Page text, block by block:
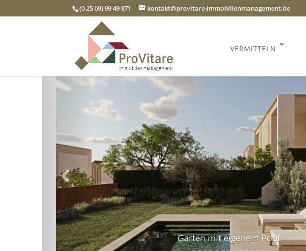
(0 25 09) 99 49 871 kontakt@provitare-immobilienmanagement.de
VERMITTELN
Garten mit eigenem Pool
Zurück